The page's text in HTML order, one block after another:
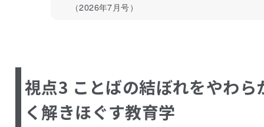
（2026年7月号）
視点3 ことばの結ぼれをやわら
く解きほぐす教育学